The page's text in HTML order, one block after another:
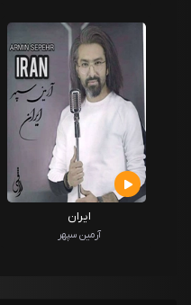
ایران
آرمین سپهر